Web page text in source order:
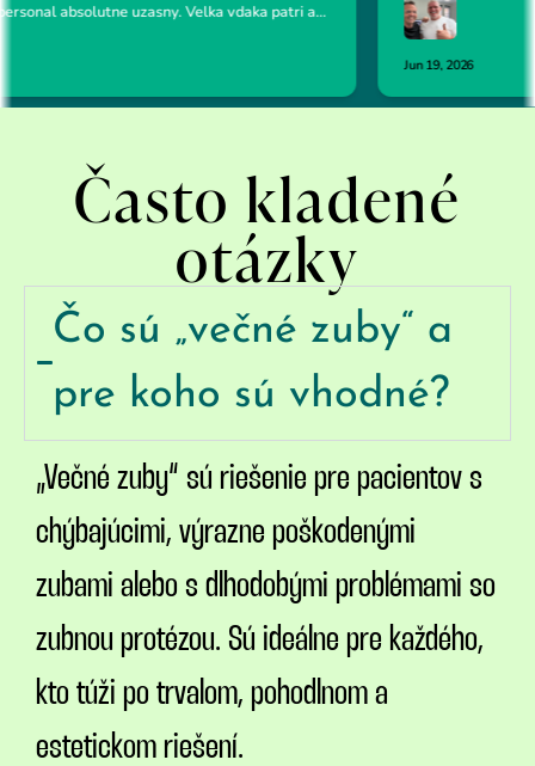
Často kladené
otázky
Čo sú „večné zuby“ a
pre koho sú vhodné?
„Večné zuby“ sú riešenie pre pacientov s
chýbajúcimi, výrazne poškodenými
zubami alebo s dlhodobými problémami so
zubnou protézou. Sú ideálne pre každého,
kto túži po trvalom, pohodlnom a
estetickom riešení.